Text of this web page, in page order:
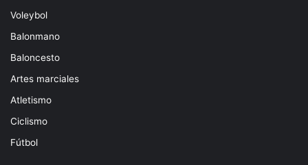
Voleybol
Balonmano
Baloncesto
Artes marciales
Atletismo
Ciclismo
Fútbol